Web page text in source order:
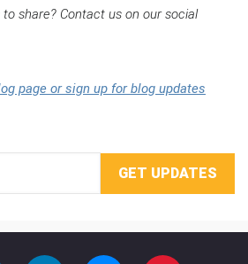
share? Contact us on our social
page or sign up for blog updates